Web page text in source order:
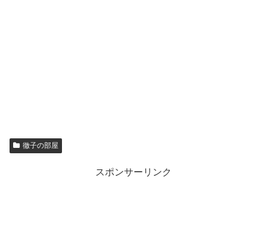
徹子の部屋
スポンサーリンク